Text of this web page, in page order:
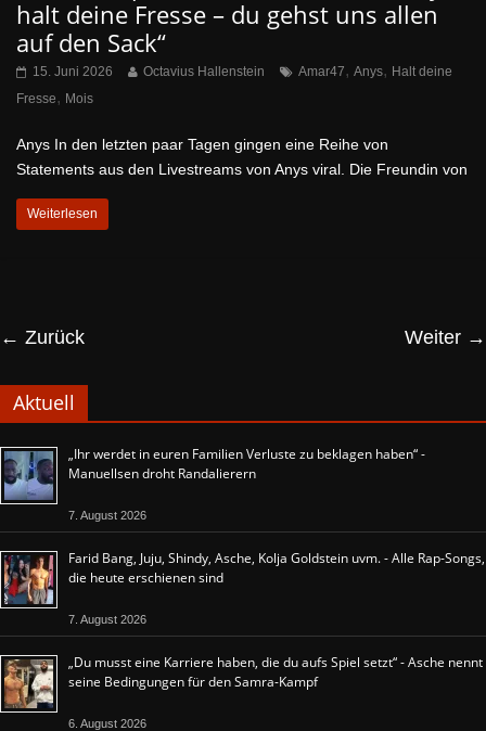
halt deine Fresse – du gehst uns allen
auf den Sack“
15. Juni 2026 Octavius Hallenstein Amar47, Anys, Halt deine
Fresse, Mois
Anys In den letzten paar Tagen gingen eine Reihe von
Statements aus den Livestreams von Anys viral. Die Freundin von
Weiterlesen
← Zurück Weiter →
Aktuell
„Ihr werdet in euren Familien Verluste zu beklagen haben“ -
Manuellsen droht Randalierern
7. August 2026
Farid Bang, Juju, Shindy, Asche, Kolja Goldstein uvm. - Alle Rap-Songs,
die heute erschienen sind
7. August 2026
„Du musst eine Karriere haben, die du aufs Spiel setzt“ - Asche nennt
seine Bedingungen für den Samra-Kampf
6. August 2026